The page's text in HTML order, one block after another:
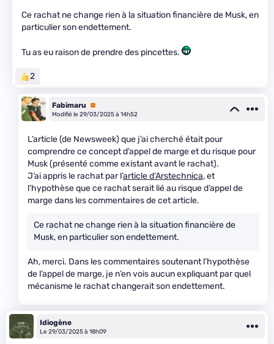
Ce rachat ne change rien à la situation financière de Musk, en
particulier son endettement.
Tu as eu raison de prendre des pincettes.
2
Fabimaru
Premium
Modifié le 29/03/2025 à 14h52
L’article (de Newsweek) que j’ai cherché était pour
comprendre ce concept d’appel de marge et du risque pour
Musk (présenté comme existant avant le rachat).
J’ai appris le rachat par l’article d’Arstechnica, et
l’hypothèse que ce rachat serait lié au risque d’appel de
marge dans les commentaires de cet article.
Ce rachat ne change rien à la situation financière de
Musk, en particulier son endettement.
Ah, merci. Dans les commentaires soutenant l’hypothèse
de l’appel de marge, je n’en vois aucun expliquant par quel
mécanisme le rachat changerait son endettement.
Idiogène
Le 29/03/2025 à 18h09